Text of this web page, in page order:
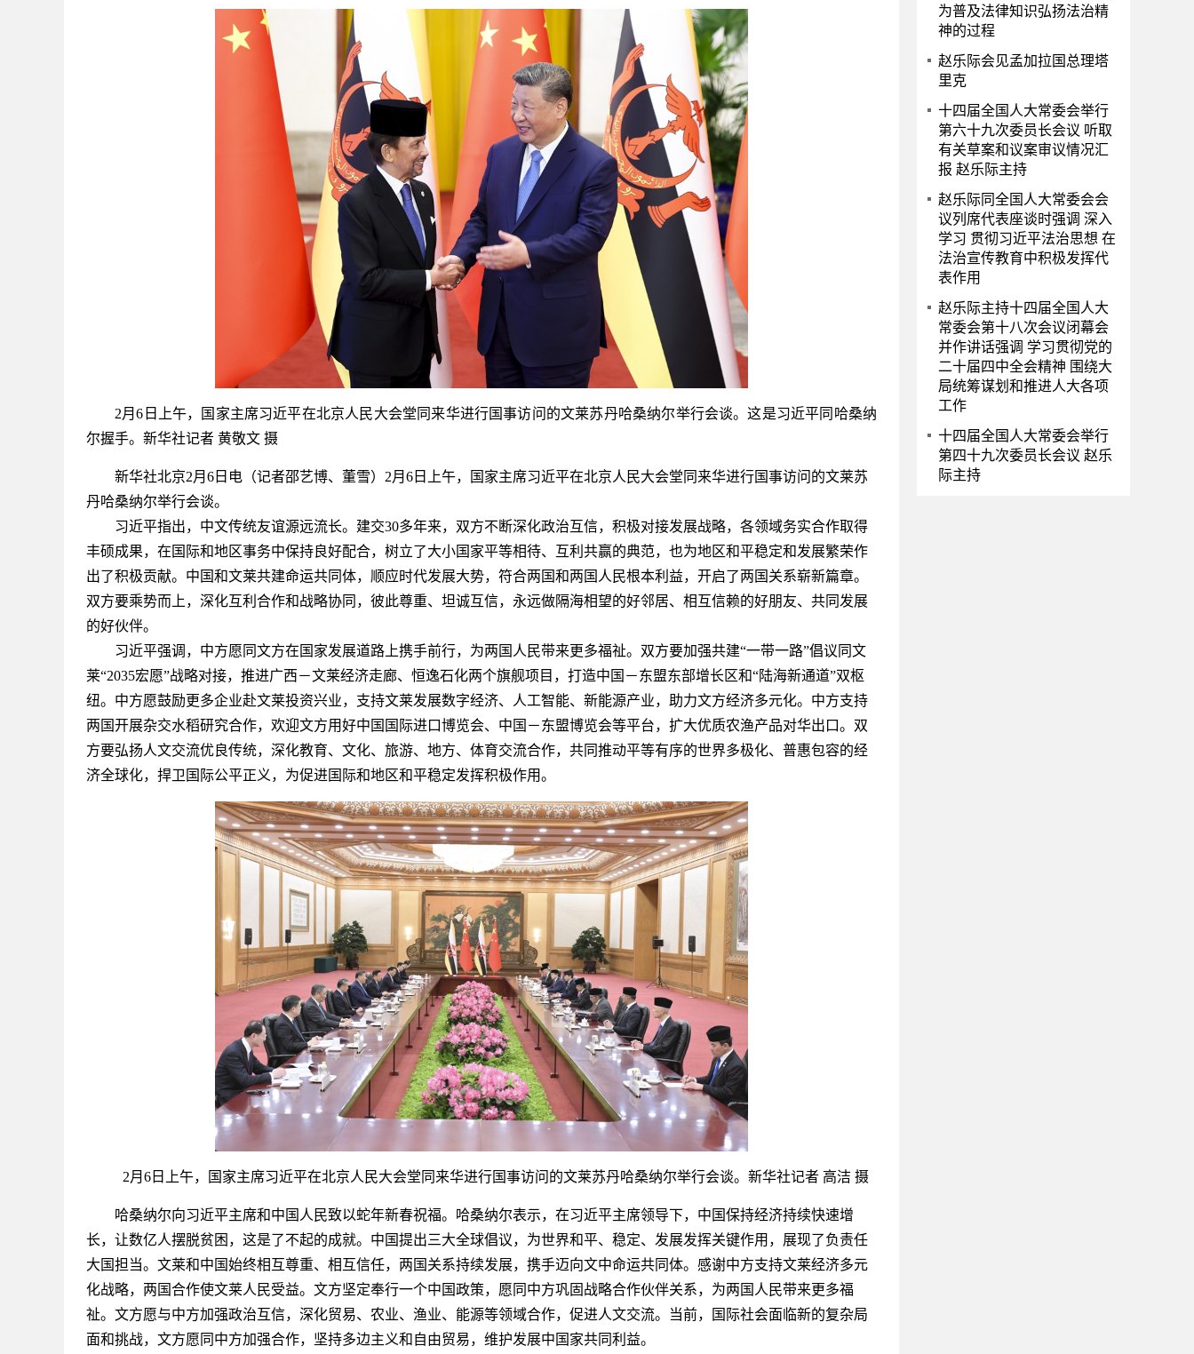
2月6日上午，国家主席习近平在北京人民大会堂同来华进行国事访问的文莱苏丹哈桑纳尔举行会谈。这是习近平同哈桑纳
尔握手。新华社记者 黄敬文 摄
新华社北京2月6日电（记者邵艺博、董雪）2月6日上午，国家主席习近平在北京人民大会堂同来华进行国事访问的文莱苏
丹哈桑纳尔举行会谈。
习近平指出，中文传统友谊源远流长。建交30多年来，双方不断深化政治互信，积极对接发展战略，各领域务实合作取得
丰硕成果，在国际和地区事务中保持良好配合，树立了大小国家平等相待、互利共赢的典范，也为地区和平稳定和发展繁荣作
出了积极贡献。中国和文莱共建命运共同体，顺应时代发展大势，符合两国和两国人民根本利益，开启了两国关系崭新篇章。
双方要乘势而上，深化互利合作和战略协同，彼此尊重、坦诚互信，永远做隔海相望的好邻居、相互信赖的好朋友、共同发展
的好伙伴。
习近平强调，中方愿同文方在国家发展道路上携手前行，为两国人民带来更多福祉。双方要加强共建“一带一路”倡议同文
莱“2035宏愿”战略对接，推进广西－文莱经济走廊、恒逸石化两个旗舰项目，打造中国－东盟东部增长区和“陆海新通道”双枢
纽。中方愿鼓励更多企业赴文莱投资兴业，支持文莱发展数字经济、人工智能、新能源产业，助力文方经济多元化。中方支持
两国开展杂交水稻研究合作，欢迎文方用好中国国际进口博览会、中国－东盟博览会等平台，扩大优质农渔产品对华出口。双
方要弘扬人文交流优良传统，深化教育、文化、旅游、地方、体育交流合作，共同推动平等有序的世界多极化、普惠包容的经
济全球化，捍卫国际公平正义，为促进国际和地区和平稳定发挥积极作用。
2月6日上午，国家主席习近平在北京人民大会堂同来华进行国事访问的文莱苏丹哈桑纳尔举行会谈。新华社记者 高洁 摄
哈桑纳尔向习近平主席和中国人民致以蛇年新春祝福。哈桑纳尔表示，在习近平主席领导下，中国保持经济持续快速增
长，让数亿人摆脱贫困，这是了不起的成就。中国提出三大全球倡议，为世界和平、稳定、发展发挥关键作用，展现了负责任
大国担当。文莱和中国始终相互尊重、相互信任，两国关系持续发展，携手迈向文中命运共同体。感谢中方支持文莱经济多元
化战略，两国合作使文莱人民受益。文方坚定奉行一个中国政策，愿同中方巩固战略合作伙伴关系，为两国人民带来更多福
祉。文方愿与中方加强政治互信，深化贸易、农业、渔业、能源等领域合作，促进人文交流。当前，国际社会面临新的复杂局
面和挑战，文方愿同中方加强合作，坚持多边主义和自由贸易，维护发展中国家共同利益。
为普及法律知识弘扬法治精
神的过程
赵乐际会见孟加拉国总理塔
里克
十四届全国人大常委会举行
第六十九次委员长会议 听取
有关草案和议案审议情况汇
报 赵乐际主持
赵乐际同全国人大常委会会
议列席代表座谈时强调 深入
学习 贯彻习近平法治思想 在
法治宣传教育中积极发挥代
表作用
赵乐际主持十四届全国人大
常委会第十八次会议闭幕会
并作讲话强调 学习贯彻党的
二十届四中全会精神 围绕大
局统筹谋划和推进人大各项
工作
十四届全国人大常委会举行
第四十九次委员长会议 赵乐
际主持